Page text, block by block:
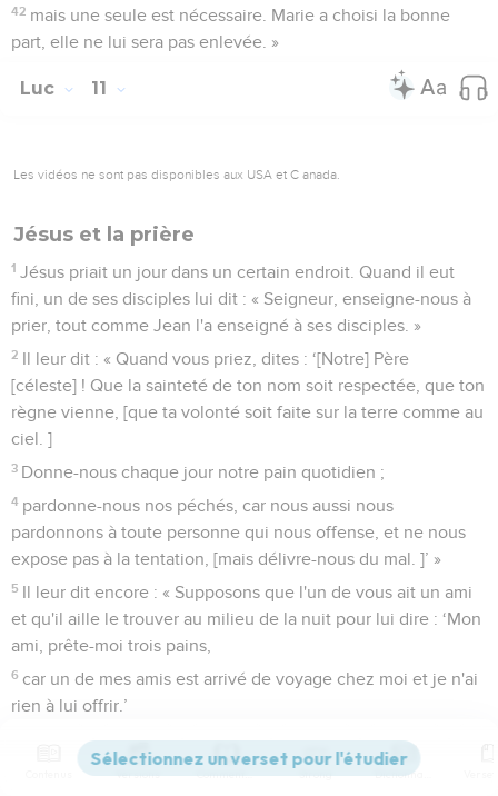
42 mais une seule est nécessaire. Marie a choisi la bonne
part, elle ne lui sera pas enlevée. »
Luc 11
Les vidéos ne sont pas disponibles aux USA et C anada.
Jésus et la prière
1 Jésus priait un jour dans un certain endroit. Quand il eut
fini, un de ses disciples lui dit : « Seigneur, enseigne-nous à
prier, tout comme Jean l'a enseigné à ses disciples. »
2 Il leur dit : « Quand vous priez, dites : ‘[Notre] Père
[céleste] ! Que la sainteté de ton nom soit respectée, que ton
règne vienne, [que ta volonté soit faite sur la terre comme au
ciel. ]
3 Donne-nous chaque jour notre pain quotidien ;
4 pardonne-nous nos péchés, car nous aussi nous
pardonnons à toute personne qui nous offense, et ne nous
expose pas à la tentation, [mais délivre-nous du mal. ]’ »
5 Il leur dit encore : « Supposons que l'un de vous ait un ami
et qu'il aille le trouver au milieu de la nuit pour lui dire : ‘Mon
ami, prête-moi trois pains,
6 car un de mes amis est arrivé de voyage chez moi et je n'ai
rien à lui offrir.’
Supposons que, de l'intérieur de sa maison, cet ami lui
réponde : ‘Ne m'ennuie pas, la porte est déjà fermée, mes
Versions Commentaires Strong